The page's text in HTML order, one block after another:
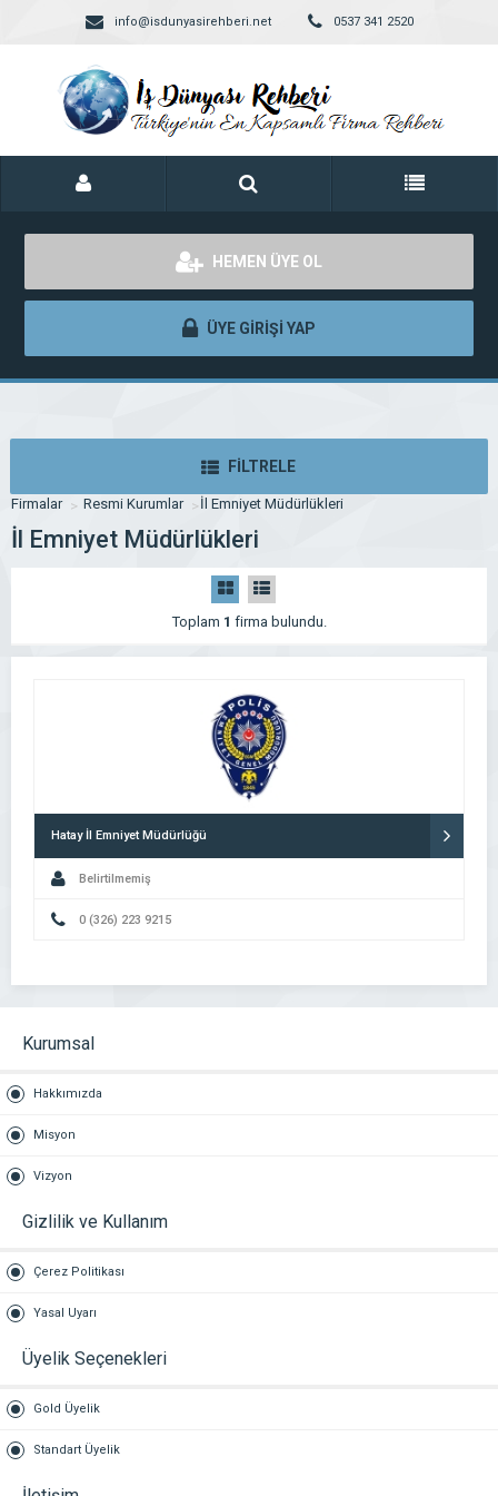
info@isdunyasirehberi.net 0537 341 2520
HEMEN ÜYE OL
ÜYE GİRİŞİ YAP
FİLTRELE
Firmalar Resmi Kurumlar İl Emniyet Müdürlükleri
İl Emniyet Müdürlükleri
Toplam 1 firma bulundu.
Hatay İl Emniyet Müdürlüğü
Belirtilmemiş
0 (326) 223 9215
Kurumsal
Hakkımızda
Misyon
Vizyon
Gizlilik ve Kullanım
Çerez Politikası
Yasal Uyarı
Üyelik Seçenekleri
Gold Üyelik
Standart Üyelik